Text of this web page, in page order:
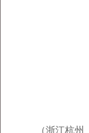
（浙江杭州